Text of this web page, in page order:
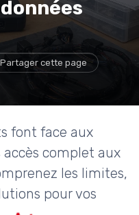
Partager cette page
font face aux
complet aux
les limites,
pour vos